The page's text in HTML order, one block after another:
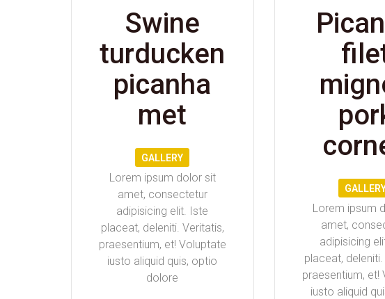
Swine
turducken
picanha
met
GALLERY
Lorem ipsum dolor sit
amet, consectetur
adipisicing elit. Iste
placeat, deleniti. Veritatis,
praesentium, et! Voluptate
iusto aliquid quis, optio
dolore
Lorem ipsum
amet,
adipisicing
placeat,
praesentium, et!
iusto aliquid